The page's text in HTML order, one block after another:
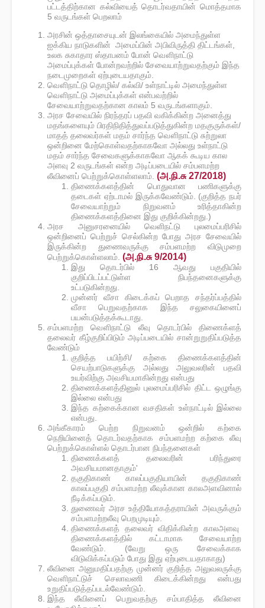
பட்டத்திற்கான கல்வியைத் தொடர்வதாயின் மொத்தமாக
5 வருடங்கள் பெறலாம்
அரசின் ஒத்தாசையுடன் இலங்கையில் அமைந்துள்ள
ஐக்கிய நாடுகளின் அமைப்பின் அபிவிருத்தி திட்டங்கள்,
உலக சுகாதார ஸ்தாபனம் போன் வௌிநாட்டு
அமைப்புக்கள் போன்றவற்றில் சேவையாற்றுவதற்கும் இந்த
நடைமுறைகள் ஏற்புடையதாகும்.
வௌிநாட்டு தொழில்/ கல்வி/ உள்நாட்டில் அமைந்துள்ள
வௌிநாட்டு அமைப்புக்கள் என்பவற்றில்
சேவையாற்றுவதற்கான காலம் 5 வருடங்களாகும்.
அரச சேவையில் நிரந்தரப் பதவி வகிக்கின்ற அனைத்து
மதங்களையும் பிரதிநிதித்துவப்படுத்துகின்ற மதகுருக்கள்/
மாதத் தலைவர்கள் மதம் சார்ந்த வௌிநாட்டு சுற்றுலா
ஒன்றினை மேற்கொள்வதற்காகவோ அல்லது உள்நாட்டு
மதம் சார்ந்த சேவைகளுக்காகவோ ஆகக் கூடிய கால
அளவு 2 வருடங்கள் என்ற அடிப்படையில் சம்பளமற்ற
லீவினைப் பெற்றுக்கொள்ளலாம். (அ.நி.சு 27/2018)
திணைக்களத்தின் பொதுவான பணிகளுக்கு
தடைகள் ஏற்டாமல் இருக்கவேண்டும். (குறித்த நபர்
சேவையாற்றும் நிறுவனம் உரித்தாகின்ற
திணைக்களத்தினை இது குறிக்கின்றது.)
அரச அனுசரனையில் வெளிநட்டு புலமைப்பரிசில்
ஒன்றினைப் பெற்றுச் செல்கின்ற போது அரச சேவையில்
இருக்கின்ற துணைவருக்கு சம்பளமற்ற விடுமுறை
பெற்றுக்கொள்ளலாம். (அ.நி.சு 9/2014)
இது தொடர்பில் 16 ஆவது பகுதியில்
குறிப்பிடப்பட்டுள்ள நிபந்தனைகளுக்கு
உட்படுகின்றது.
முன்னர் வீசா கிடைக்கப் பெறாத சந்தர்ப்பத்தில்
வீசா பெறுவதற்காக இந்த சலுகையினைப்
பயன்படுத்தக்கூடாது.
சம்பளமற்ற வௌிநாட்டு லீவு தொடர்பில் திணைக்ளத்
தலைவர் கீழ்குறிப்பிடும் அடிப்படையில் சான்றுறுதிப்படுத்த
வேண்டும்
குறித்த பயிற்சி/ கற்கை திணைக்களத்தின்
செயற்பாடுகளுக்கு அல்லது அலுவலரின் பதவி
உயர்விற்கு அவசியமாகின்றது என்பது
திணைக்களத்தினுல் புலமைப்பரிசில் திட்ட ஒழுங்கு
இல்லை என்பது
இந்த கற்கைக்கான வசதிகள் உள்நாட்டில் இல்லை
என்பது.
அங்கீகாரம் பெற்ற நிறுவனம் ஒன்றில் கற்கை
நெறியினைத் தொடர்வதற்காக சம்பளமற்ற கற்கை லீவு
பெற்றுக்கொள்ளல் தொடர்பான நிபந்தனைகள்
திணைக்களத் தலைவரின் பரிந்துரை
அவசியமானதாகும்'
தகுதிகாண் காலப்பகுதியாயின் தகுதிகாண்
காலப்பகுதி சம்பளமற்ற லீவுக்கான காலஅளவினால்
நீடிக்கப்படும்.
துணைவர் அரச உத்தியோகத்தராயின் அவருக்கும்
சம்பளமற்றலீவு பெறமுடியும்.
திணைக்களத் தலைவர் விதிக்கின்ற காலஅளவு
திணைக்களத்தில் கட்டாமாக சேவையாற்ற
வேண்டும். (வேறு ஒரு சேவைக்காக
விடுவிக்கப்படும் போது இது ஏற்புடையதாகாது)
லீவினை அனுமதிப்பதற்கு முன்னர் குறித்த அலுவலருக்கு
வௌிநாட்டுச் செலாவணி கிடைக்கின்றது என்பது
உறுதிப்படுத்தப்படல்வேண்டும்.
இந்த லீவினைப் பெறுவதற்கு சம்பாதித்த லீவினை